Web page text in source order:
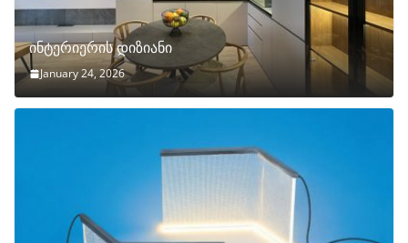
ინტერიერის დიზიანი
January 24, 2026